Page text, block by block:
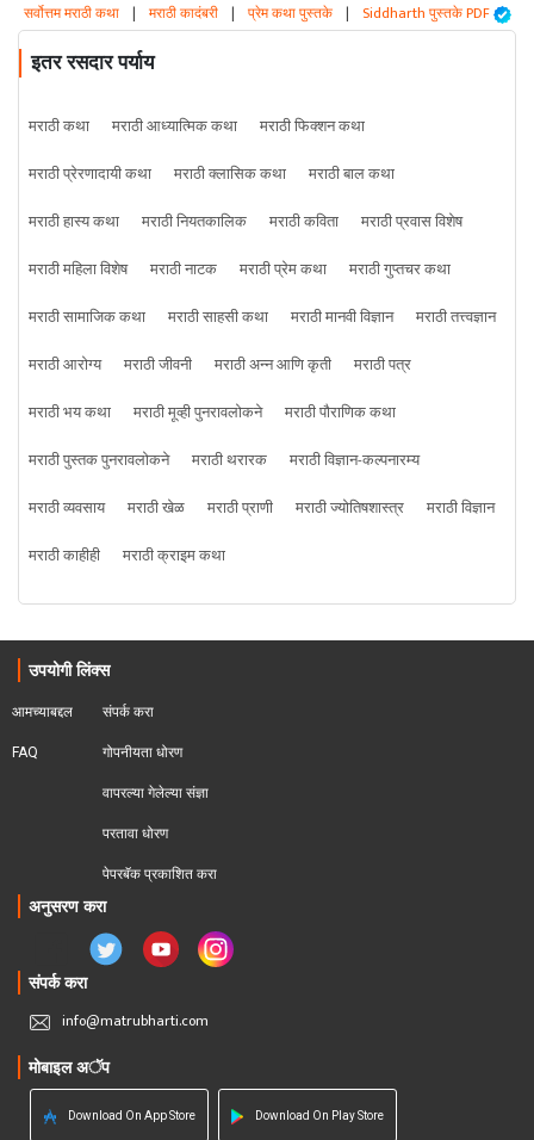
सर्वोत्तम मराठी कथा | मराठी कादंबरी | प्रेम कथा पुस्तके | Siddharth पुस्तके PDF
इतर रसदार पर्याय
मराठी कथा मराठी आध्यात्मिक कथा
मराठी फिक्शन कथा
मराठी प्रेरणादायी कथा
मराठी क्लासिक कथा
मराठी बाल कथा
मराठी हास्य कथा
मराठी नियतकालिक मराठी कविता
मराठी प्रवास विशेष
मराठी महिला विशेष
मराठी नाटक मराठी प्रेम कथा
मराठी गुप्तचर कथा
मराठी सामाजिक कथा
मराठी साहसी कथा मराठी मानवी विज्ञान
मराठी तत्त्वज्ञान
मराठी आरोग्य
मराठी जीवनी मराठी अन्न आणि कृती
मराठी पत्र
मराठी भय कथा
मराठी मूव्ही पुनरावलोकने
मराठी पौराणिक कथा
मराठी पुस्तक पुनरावलोकने
मराठी थरारक
मराठी विज्ञान-कल्पनारम्य
मराठी व्यवसाय
मराठी खेळ मराठी प्राणी मराठी ज्योतिषशास्त्र
मराठी विज्ञान
मराठी काहीही
मराठी क्राइम कथा
उपयोगी लिंक्स
आमच्याबद्दल
FAQ
संपर्क करा
गोपनीयता धोरण
वापरल्या गेलेल्या संज्ञा
परतावा धोरण
पेपरबॅक प्रकाशित करा
अनुसरण करा
संपर्क करा
info@matrubharti.com
मोबाइल अॅप
Download On App Store Download On Play Store